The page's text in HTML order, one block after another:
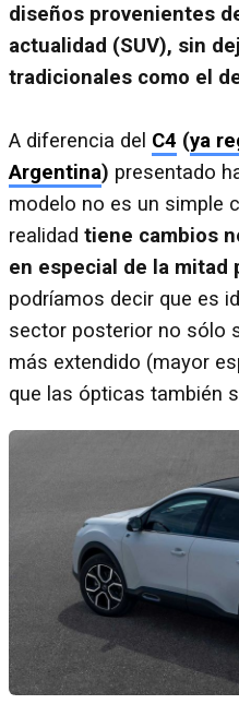
diseños provenientes
actualidad (SUV), sin
tradicionales como el
A diferencia del C4 (ya
Argentina) presentado
modelo no es un simple
realidad tiene cambios
en especial de la mitad
podríamos decir que es
sector posterior no sólo
más extendido (mayor
que las ópticas también